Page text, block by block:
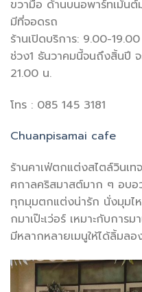
ขวามือ ด้านบนอพาร์ทเม้นต์
มีที่จอดรถ
ร้านเปิดบริการ: 9.00-
ช่วง1 ธันวาคมนี้จนถึงสิ้นปี
21.00 น.
โทร : 085 145 3181
Chuanpisamai cafe
ร้านคาเฟ่ตกแต่งสไตล์วินเ
ศกาลคริสมาสต์มาก ๆ อบอ
ทุกมุมตกแต่งน่ารัก นั่งมุมไ
กมาเป๊ะเว่อร์ เหมาะกับกา
มีหลากหลายเมนูให้ได้ลิ้มลอ